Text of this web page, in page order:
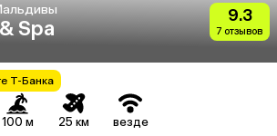
Spa
9.3
7 отзывов
Т-Банка
100 м 25 км везде